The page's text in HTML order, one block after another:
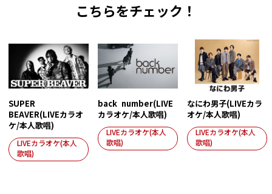
こちらをチェック！
SUPER
BEAVER(LIVEカラオ
ケ/本人歌唱)
LIVEカラオケ(本人
歌唱)
back number(LIVE
カラオケ/本人歌唱)
LIVEカラオケ(本人
歌唱)
なにわ男子(LIVEカラ
オケ/本人歌唱)
LIVEカラオケ(本人
歌唱)